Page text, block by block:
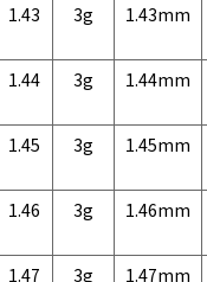
1.43 3g 1.43mm
1.44 3g 1.44mm
1.45 3g 1.45mm
1.46 3g 1.46mm
1.47 3g 1.47mm